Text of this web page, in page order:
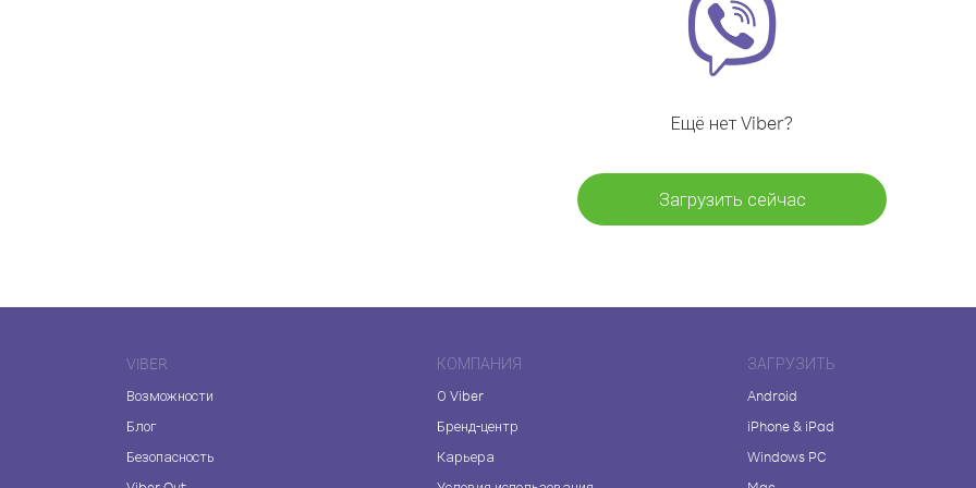
Ещё нет Viber?
Загрузить сейчас
VIBER
Возможности
Блог
Безопасность
КОМПАНИЯ
О Viber
Бренд-центр
Карьера
ЗАГРУЗИТЬ
Android
iPhone & iPad
Windows PC